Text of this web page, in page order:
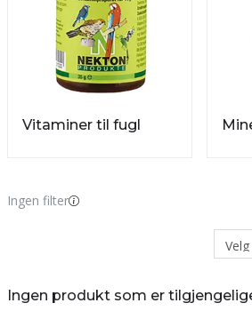
Vitaminer til fugl
Ingen filter
Ingen produkt som er